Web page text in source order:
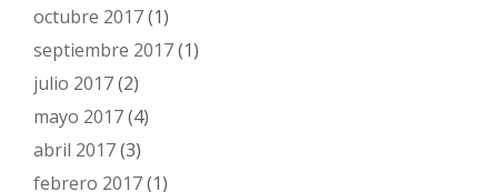
octubre 2017(1)
septiembre 2017(1)
julio 2017(2)
mayo 2017(4)
abril 2017(3)
febrero 2017(1)